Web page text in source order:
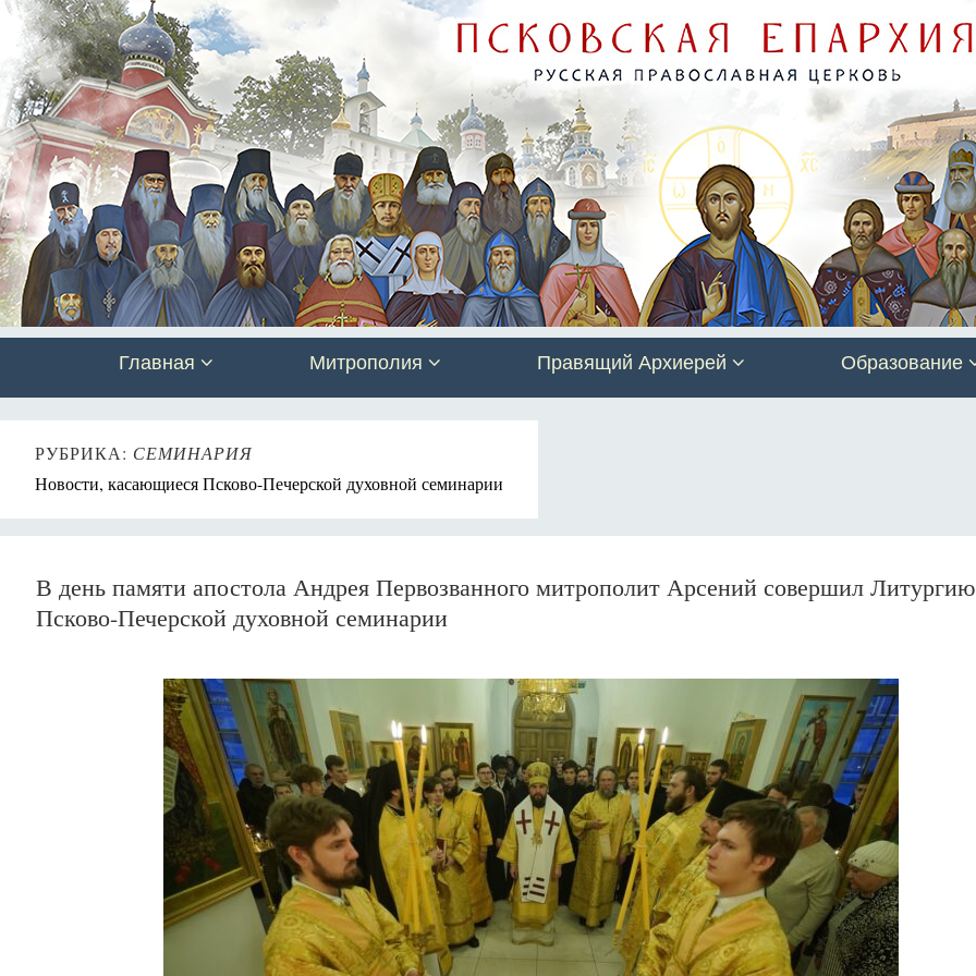
Главная Митрополия Правящий Архиерей Образование
РУБРИКА: СЕМИНАРИЯ
Новости, касающиеся Псково-Печерской духовной семинарии
В день памяти апостола Андрея Первозванного митрополит Арсений совершил
Псково-Печерской духовной семинарии